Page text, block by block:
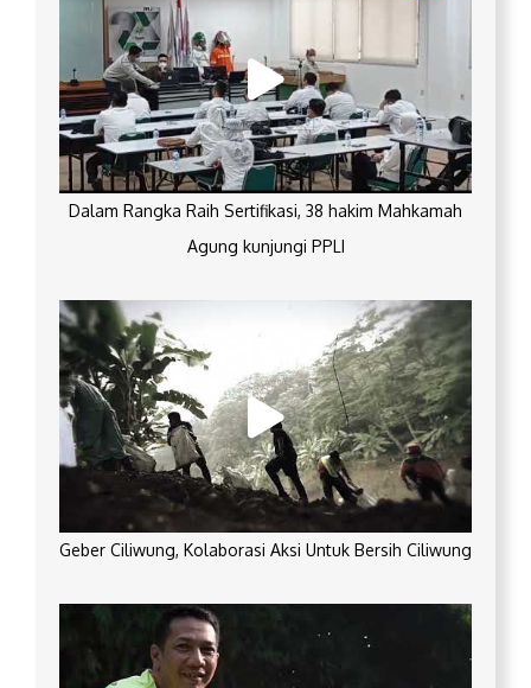
Dalam Rangka Raih Sertifikasi, 38 hakim Mahkamah
Agung kunjungi PPLI
Geber Ciliwung, Kolaborasi Aksi Untuk Bersih Ciliwung